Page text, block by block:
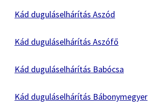
Kád duguláselhárítás Aszód
Kád duguláselhárítás Aszófő
Kád duguláselhárítás Babócsa
Kád duguláselhárítás Bábonymegyer